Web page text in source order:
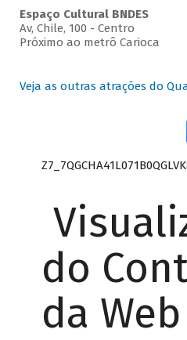
Espaço Cultural BNDES
Av, Chile, 100 - Centro
Próximo ao metrô Carioca
Veja as outras atrações do
do
da Web